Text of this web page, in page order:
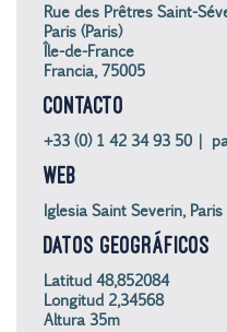
Rue des Prêtres Saint-
Paris (Paris)
Île-de-France
Francia, 75005
CONTACTO
+33 (0) 1 42 34 93 50 |
WEB
Iglesia Saint Severin, Paris
DATOS GEOGRÁFICOS
Latitud 48,852084
Longitud 2,34568
Altura 35m